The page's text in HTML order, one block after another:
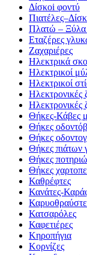
Δίσκοi φοντύ
Πλατώ – Ξύλα
Εταζέρες
Ζαχαριέρες
Ηλεκτρικά
Ηλεκτρικοί
Ηλεκτρικοί
Ηλεκτρονικές
Ηλεκτρονικές
Θήκες-Κάβες
Θήκες
Θήκες
Θήκες πιάτων
Θήκες
Θήκες
Καθρέφτες
Κανάτες-
Κατσαρόλες
Καφετιέρες
Κηροπήγια
Κορνίζες